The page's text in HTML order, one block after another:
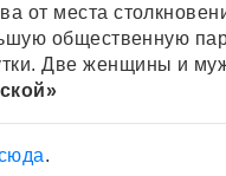
от места
общественную
Две женщины и
.